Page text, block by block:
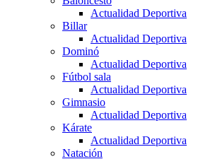
Actualidad Deportiva
Billar
Actualidad Deportiva
Dominó
Actualidad Deportiva
Fútbol sala
Actualidad Deportiva
Gimnasio
Actualidad Deportiva
Kárate
Actualidad Deportiva
Natación